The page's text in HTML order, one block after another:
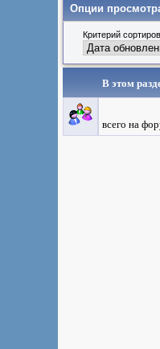
Опции
Критерий
В этом
всего на